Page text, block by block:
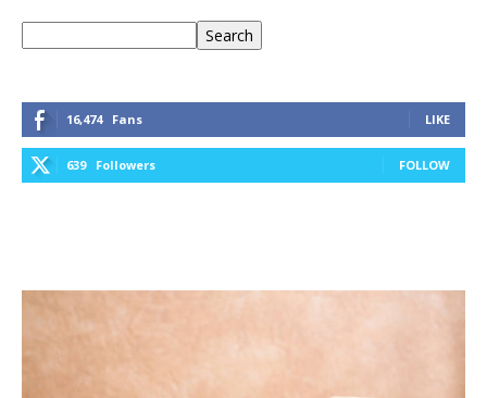
Search
16,474 Fans LIKE
639 Followers FOLLOW